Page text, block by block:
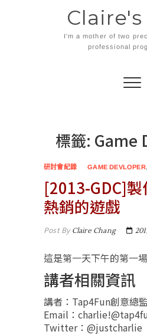
I'm a mother of two
professional
標籤: Game
研討會紀錄 GAME DEVLOPER
[2013-GDC]
熱銷的遊戲
Post ByClaire Chang
這是第一天下午的第一
講者相關資訊
講者：Tap4Fun創意總
Email：
Twitter：@justcharlie